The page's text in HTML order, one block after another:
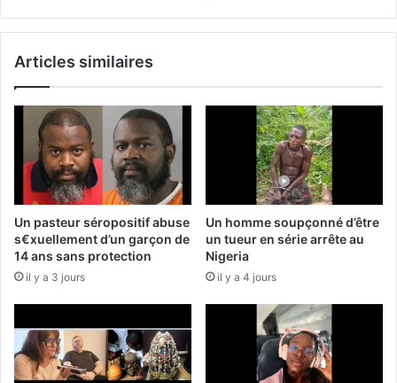
Articles similaires
Un pasteur séropositif abuse
s€xuellement d’un garçon de
14 ans sans protection
il y a 3 jours
Un homme soupçonné d’être
un tueur en série arrête au
Nigeria
il y a 4 jours